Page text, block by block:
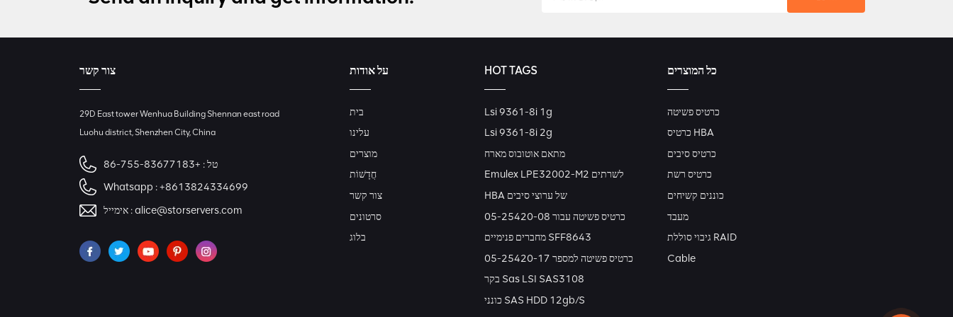
צור קשר
29D East tower Wenhua Building Shennan east road
Luohu district, Shenzhen City, China
טל : +86-755-83677183
Whatsapp :+8613824334699
אימייל :alice@storservers.com
על אודות
בית
עלינו
מוצרים
חֲדָשׁוֹת
צור קשר
סרטונים
בלוג
HOT TAGS
Lsi 9361-8i 1g
Lsi 9361-8i 2g
מתאם אוטובוס מארח
Emulex LPE32002-M2 לשרתים
HBA של ערוצי סיבים
כרטיס פשיטה עבור 05-25420-08
מחברים פנימיים SFF8643
כרטיס פשיטה למספר 05-25420-17
בקר Sas LSI SAS3108
כונני SAS HDD 12gb/s
כל המוצרים
כרטיס פשיטה
כרטיס HBA
כרטיס סיבים
כרטיס רשת
כוננים קשיחים
מעבד
גיבוי סוללת RAID
Cable